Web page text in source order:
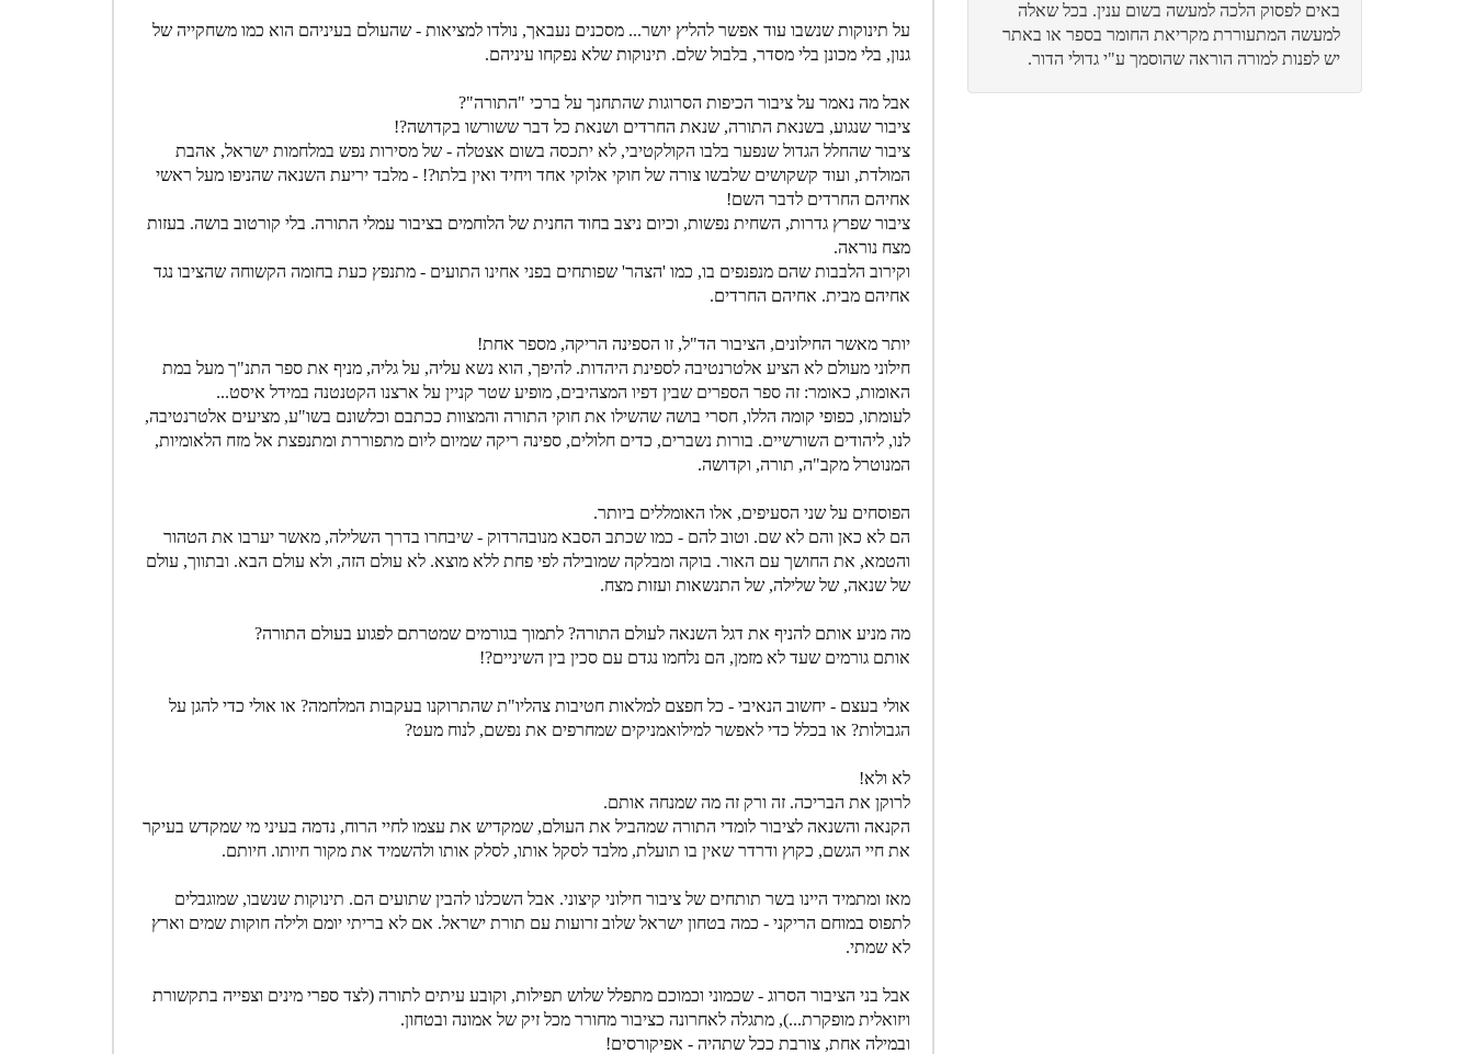
ראיון זועק לשמים על הספר "מן המצר"
באים לפסוק הלכה למעשה בשום ענין. בכל שאלה
למעשה המתעוררת מקריאת החומר בספר או באתר
יש לפנות למורה הוראה שהוסמך ע"י גדולי הדור.
על תינוקות שנשבו עוד אפשר להליץ יושר... מסכנים נעבאך, נולדו למציאות - שהעולם בעיניהם הוא כמו משחקייה של
גנון, בלי מכונן בלי מסדר, בלבול שלם. תינוקות שלא נפקחו עיניהם.
אבל מה נאמר על ציבור הכיפות הסרוגות שהתחנך על ברכי "התורה"?
ציבור שנגוע, בשנאת התורה, שנאת החרדים ושנאת כל דבר ששורשו בקדושה?!
ציבור שהחלל הגדול שנפער בלבו הקולקטיבי, לא יתכסה בשום אצטלה - של מסירות נפש במלחמות ישראל, אהבת
המולדת, ועוד קשקושים שלבשו צורה של חוקי אלוקי אחד ויחיד ואין בלתו?! - מלבד יריעת השנאה שהניפו מעל ראשי
אחיהם החרדים לדבר השם!
ציבור שפרץ גדרות, השחית נפשות, וכיום ניצב בחוד החנית של הלוחמים בציבור עמלי התורה. בלי קורטוב בושה. בעזות
מצח נוראה.
וקירוב הלבבות שהם מנפנפים בו, כמו 'הצהר' שפותחים בפני אחינו התועים - מתנפץ כעת בחומה הקשוחה שהציבו נגד
אחיהם מבית. אחיהם החרדים.
יותר מאשר החילונים, הציבור הד"ל, זו הספינה הריקה, מספר אחת!
חילוני מעולם לא הציע אלטרנטיבה לספינת היהדות. להיפך, הוא נשא עליה, על גליה, מניף את ספר התנ"ך מעל במת
האומות, כאומר: זה ספר הספרים שבין דפיו המצהיבים, מופיע שטר קניין על ארצנו הקטנטנה במידל איסט...
לעומתו, כפופי קומה הללו, חסרי בושה שהשילו את חוקי התורה והמצוות ככתבם וכלשונם בשו"ע, מציעים אלטרנטיבה,
לנו, ליהודים השורשיים. בורות נשברים, כדים חלולים, ספינה ריקה שמיום ליום מתפוררת ומתנפצת אל מזח הלאומיות,
המנוטרל מקב"ה, תורה, וקדושה.
הפוסחים על שני הסעיפים, אלו האומללים ביותר.
הם לא כאן והם לא שם. וטוב להם - כמו שכתב הסבא מנובהרדוק - שיבחרו בדרך השלילה, מאשר יערבו את הטהור
והטמא, את החושך עם האור. בוקה ומבלקה שמובילה לפי פחת ללא מוצא. לא עולם הזה, ולא עולם הבא. ובתווך, עולם
של שנאה, של שלילה, של התנשאות ועזות מצח.
מה מניע אותם להניף את דגל השנאה לעולם התורה? לתמוך בגורמים שמטרתם לפגוע בעולם התורה?
אותם גורמים שעד לא מזמן, הם נלחמו נגדם עם סכין בין השיניים?!
אולי בעצם - יחשוב הנאיבי - כל חפצם למלאות חטיבות צהליו"ת שהתרוקנו בעקבות המלחמה? או אולי כדי להגן על
הגבולות? או בכלל כדי לאפשר למילואמניקים שמחרפים את נפשם, לנוח מעט?
לא ולא!
לרוקן את הבריכה. זה ורק זה מה שמנחה אותם.
הקנאה והשנאה לציבור לומדי התורה שמהביל את העולם, שמקדיש את עצמו לחיי הרוח, נדמה בעיני מי שמקדש בעיקר
את חיי הגשם, כקוץ ודרדר שאין בו תועלת, מלבד לסקל אותו, לסלק אותו ולהשמיד את מקור חיותו. חיותם.
מאז ומתמיד היינו בשר תותחים של ציבור חילוני קיצוני. אבל השכלנו להבין שתועים הם. תינוקות שנשבו, שמוגבלים
לתפוס במוחם הריקני - כמה בטחון ישראל שלוב זרועות עם תורת ישראל. אם לא בריתי יומם ולילה חוקות שמים וארץ
לא שמתי.
אבל בני הציבור הסרוג - שכמוני וכמוכם מתפלל שלוש תפילות, וקובע עיתים לתורה (לצד ספרי מינים וצפייה בתקשורת
ויזואלית מופקרת...), מתגלה לאחרונה כציבור מחורר מכל זיק של אמונה ובטחון.
ובמילה אחת, צורבת ככל שתהיה - אפיקורסים!